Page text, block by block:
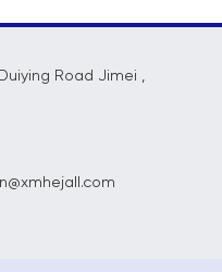
Road Jimei ,